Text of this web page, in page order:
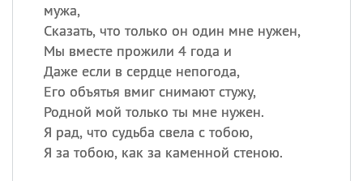
мужа,
Сказать, что только он один мне нужен,
Мы вместе прожили 4 года и
Даже если в сердце непогода,
Его объятья вмиг снимают стужу,
Родной мой только ты мне нужен.
Я рад, что судьба свела с тобою,
Я за тобою, как за каменной стеною.